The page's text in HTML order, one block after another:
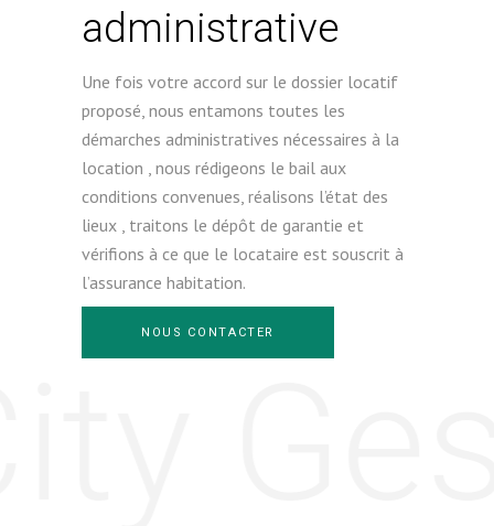
administrative
Une fois votre accord sur le dossier locatif
proposé, nous entamons toutes les
démarches administratives nécessaires à la
location , nous rédigeons le bail aux
conditions convenues, réalisons l’état des
lieux , traitons le dépôt de garantie et
vérifions à ce que le locataire est souscrit à
l’assurance habitation.
NOUS CONTACTER